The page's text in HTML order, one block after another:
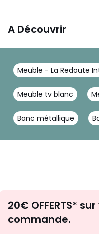
A Découvrir
Meuble - La Redoute
Meuble tv blanc
Banc métallique
20€ OFFERTS*
commande.